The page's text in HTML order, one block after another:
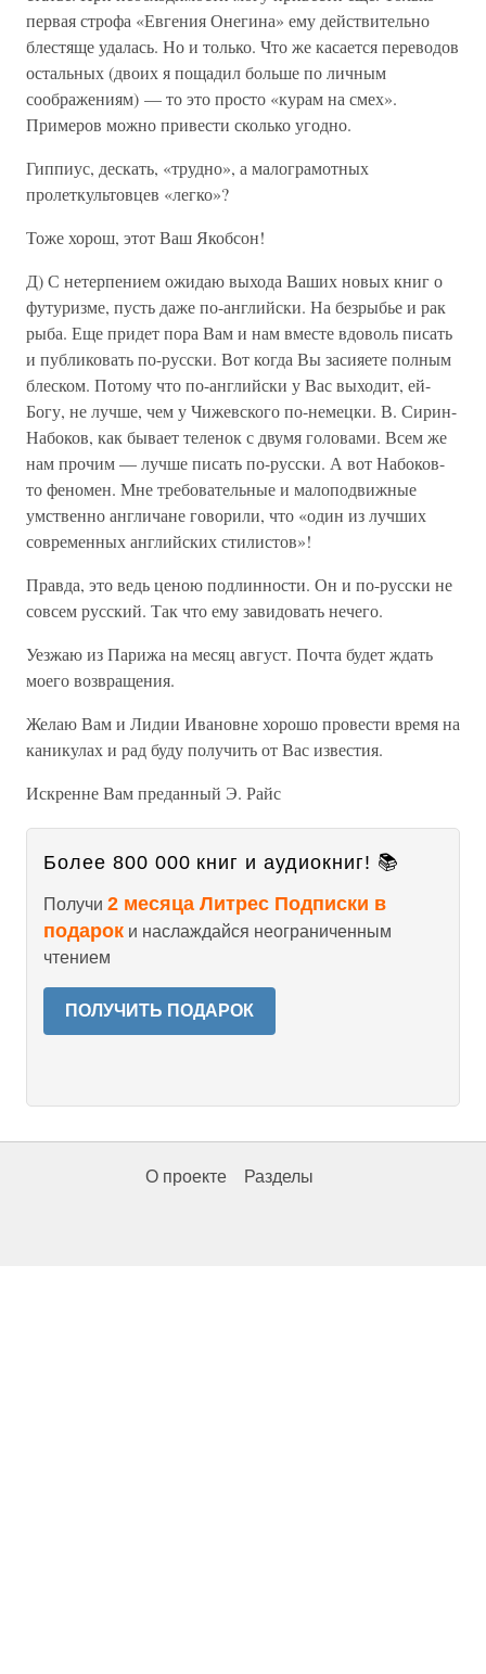
первая строфа «Евгения Онегина» ему действительно
блестяще удалась. Но и только. Что же касается переводов
остальных (двоих я пощадил больше по личным
соображениям) — то это просто «курам на смех».
Примеров можно привести сколько угодно.
Гиппиус, дескать, «трудно», а малограмотных
пролеткультовцев «легко»?
Тоже хорош, этот Ваш Якобсон!
Д) С нетерпением ожидаю выхода Ваших новых книг о
футуризме, пусть даже по-английски. На безрыбье и рак
рыба. Еще придет пора Вам и нам вместе вдоволь писать
и публиковать по-русски. Вот когда Вы засияете полным
блеском. Потому что по-английски у Вас выходит, ей-
Богу, не лучше, чем у Чижевского по-немецки. В. Сирин-
Набоков, как бывает теленок с двумя головами. Всем же
нам прочим — лучше писать по-русски. А вот Набоков-
то феномен. Мне требовательные и малоподвижные
умственно англичане говорили, что «один из лучших
современных английских стилистов»!
Правда, это ведь ценою подлинности. Он и по-русски не
совсем русский. Так что ему завидовать нечего.
Уезжаю из Парижа на месяц август. Почта будет ждать
моего возвращения.
Желаю Вам и Лидии Ивановне хорошо провести время на
каникулах и рад буду получить от Вас известия.
Искренне Вам преданный Э. Райс
Более 800 000 книг и аудиокниг! 📚
Получи 2 месяца Литрес Подписки в
подарок и наслаждайся неограниченным
чтением
ПОЛУЧИТЬ ПОДАРОК
О проекте Разделы